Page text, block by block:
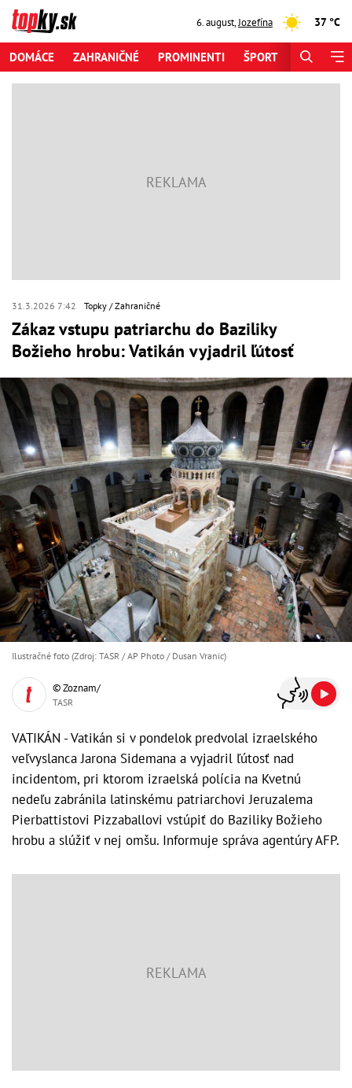
6. august,Jozefína 37 °C
DOMÁCE ZAHRANIČNÉ PROMINENTI ŠPORT
31.3.2026 7:42 Topky Zahraničné
Zákaz vstupu patriarchu do Baziliky
Božieho hrobu: Vatikán vyjadril ľútosť
Ilustračné foto (Zdroj: TASR / AP Photo / Dusan Vranic)
© Zoznam/
TASR
VATIKÁN - Vatikán si v pondelok predvolal izraelského
veľvyslanca Jarona Sidemana a vyjadril ľútosť nad
incidentom, pri ktorom izraelská polícia na Kvetnú
nedeľu zabránila latinskému patriarchovi Jeruzalema
Pierbattistovi Pizzaballovi vstúpiť do Baziliky Božieho
hrobu a slúžiť v nej omšu. Informuje správa agentúry AFP.